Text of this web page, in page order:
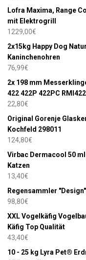
Lofra Maxima, Range
mit Elektrogrill
1229,00€
2x15kg Happy Dog
Kaninchenohren
76,99€
2x 198 mm
422 422P 422PC
22,80€
Original Gorenje
Kochfeld 298011
124,80€
Virbac Dermacool 50
Katzen
13,40€
Regensammler
98,80€
XXL Vogelkäfig
Käfig Top Qualität
43,40€
10 - 25 kg Lyra Pet®